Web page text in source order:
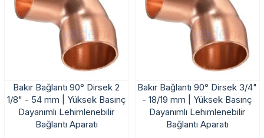
Bakır Bağlantı 90° Dirsek 2
1/8" - 54 mm | Yüksek Basınç
Dayanımlı Lehimlenebilir
Bağlantı Aparatı
Bakır Bağlantı 90° Dirsek 3/4"
- 18/19 mm | Yüksek Basınç
Dayanımlı Lehimlenebilir
Bağlantı Aparatı